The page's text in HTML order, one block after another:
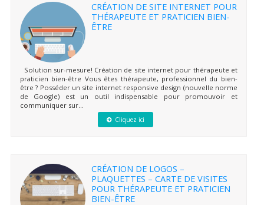
CRÉATION DE SITE INTERNET POUR
THÉRAPEUTE ET PRATICIEN BIEN-
ÊTRE
Solution sur-mesure! Création de site internet pour thérapeute et
praticien bien-être Vous êtes thérapeute, professionnel du bien-
être ? Posséder un site internet responsive design (nouvelle norme
de Google) est un outil indispensable pour promouvoir et
communiquer sur...
Cliquez ici
CRÉATION DE LOGOS –
PLAQUETTES – CARTE DE VISITES
POUR THÉRAPEUTE ET PRATICIEN
BIEN-ÊTRE